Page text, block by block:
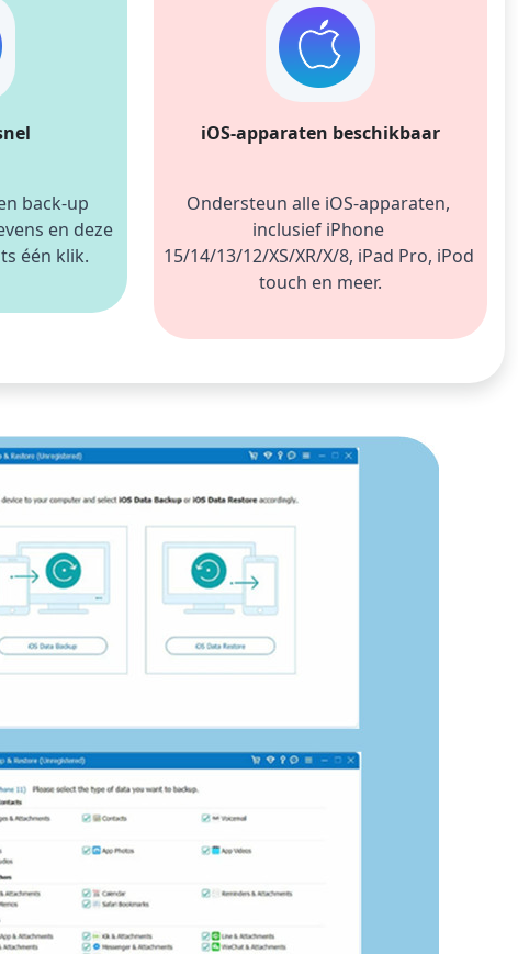
back-up
en deze
één klik.
iOS-apparaten beschikbaar
Ondersteun alle iOS-apparaten,
inclusief iPhone
15/14/13/12/XS/XR/X/8, iPad Pro, iPod
touch en meer.